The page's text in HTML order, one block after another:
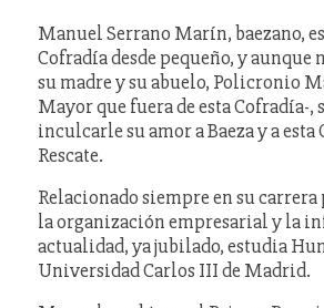
Manuel Serrano Marín, baezano,
Cofradía desde pequeño, y aunque
su madre y su abuelo, Policronio
Mayor que fuera de esta Cofradía-,
inculcarle su amor a Baeza y a esta
Rescate.
Relacionado siempre en su
la organización empresarial y la
actualidad, ya jubilado, estudia
Universidad Carlos III de Madrid.